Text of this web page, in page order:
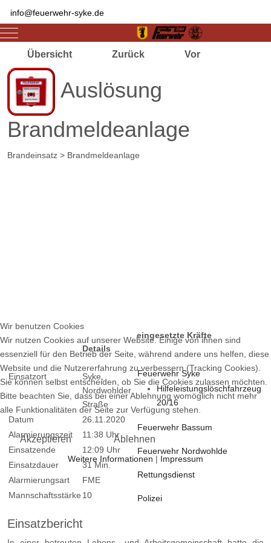
info@feuerwehr-syke.de
Mobile Menu Toggle
Übersicht Zurück Vor
Auslösung
Brandmeldeanlage
Brandeinsatz > Brandmeldeanlage
Einsatzort
Details
Syke,
Nordwohlder
Straße
Datum
26.11.2020
Alarmierungszeit
11:38 Uhr
Einsatzende
12:09 Uhr
Einsatzdauer
31 Min.
Alarmierungsart
FME
Mannschaftsstärke 10
eingesetzte Kräfte
Feuerwehr Syke
Hilfeleistungslöschfahrzeug
20/16
Feuerwehr Bassum
Feuerwehr Nordwohlde
Rettungsdienst
Polizei
Einsatzbericht
Wir benutzen Cookies
Wir nutzen Cookies auf unserer Website. Einige von ihnen sind
essenziell für den Betrieb der Seite, während andere uns helfen, diese
Website und die Nutzererfahrung zu verbessern (Tracking Cookies).
Sie können selbst entscheiden, ob Sie die Cookies zulassen möchten.
Bitte beachten Sie, dass bei einer Ablehnung womöglich nicht mehr
alle Funktionalitäten der Seite zur Verfügung stehen.
Akzeptieren Ablehnen
Weitere Informationen | Impressum